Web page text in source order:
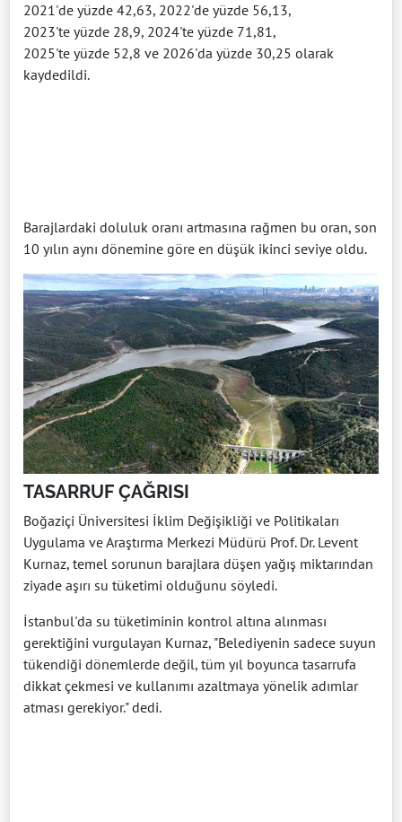
2021'de yüzde 42,63, 2022'de yüzde 56,13,
2023'te yüzde 28,9, 2024'te yüzde 71,81,
2025'te yüzde 52,8 ve 2026'da yüzde 30,25 olarak
kaydedildi.
Barajlardaki doluluk oranı artmasına rağmen bu oran, son
10 yılın aynı dönemine göre en düşük ikinci seviye oldu.
TASARRUF ÇAĞRISI
Boğaziçi Üniversitesi İklim Değişikliği ve Politikaları
Uygulama ve Araştırma Merkezi Müdürü Prof. Dr. Levent
Kurnaz, temel sorunun barajlara düşen yağış miktarından
ziyade aşırı su tüketimi olduğunu söyledi.
İstanbul'da su tüketiminin kontrol altına alınması
gerektiğini vurgulayan Kurnaz, "Belediyenin sadece suyun
tükendiği dönemlerde değil, tüm yıl boyunca tasarrufa
dikkat çekmesi ve kullanımı azaltmaya yönelik adımlar
atması gerekiyor." dedi.